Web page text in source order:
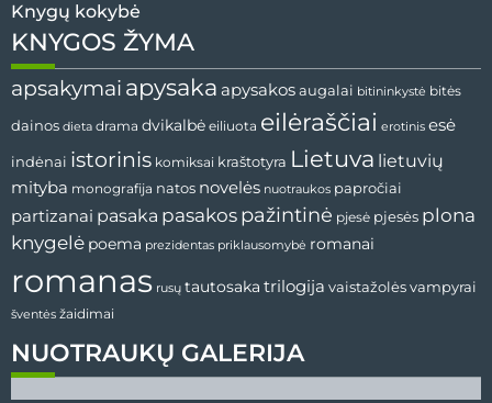
Knygų kokybė
NUOTRAUKŲ GALERIJA
KNYGOS ŽYMA
apsakymai apysaka apysakos augalai bitininkystė bitės
dainos dieta drama dvikalbė eiliuota eilėraščiai erotinis esė
indėnai istorinis komiksai kraštotyra Lietuva lietuvių
mityba monografija natos novelės nuotraukos papročiai
partizanai pasaka pasakos pažintinė pjesė pjesės plona
knygelė poema prezidentas priklausomybė romanai
romanas rusų tautosaka trilogija vaistažolėsvampyrai
šventės žaidimai